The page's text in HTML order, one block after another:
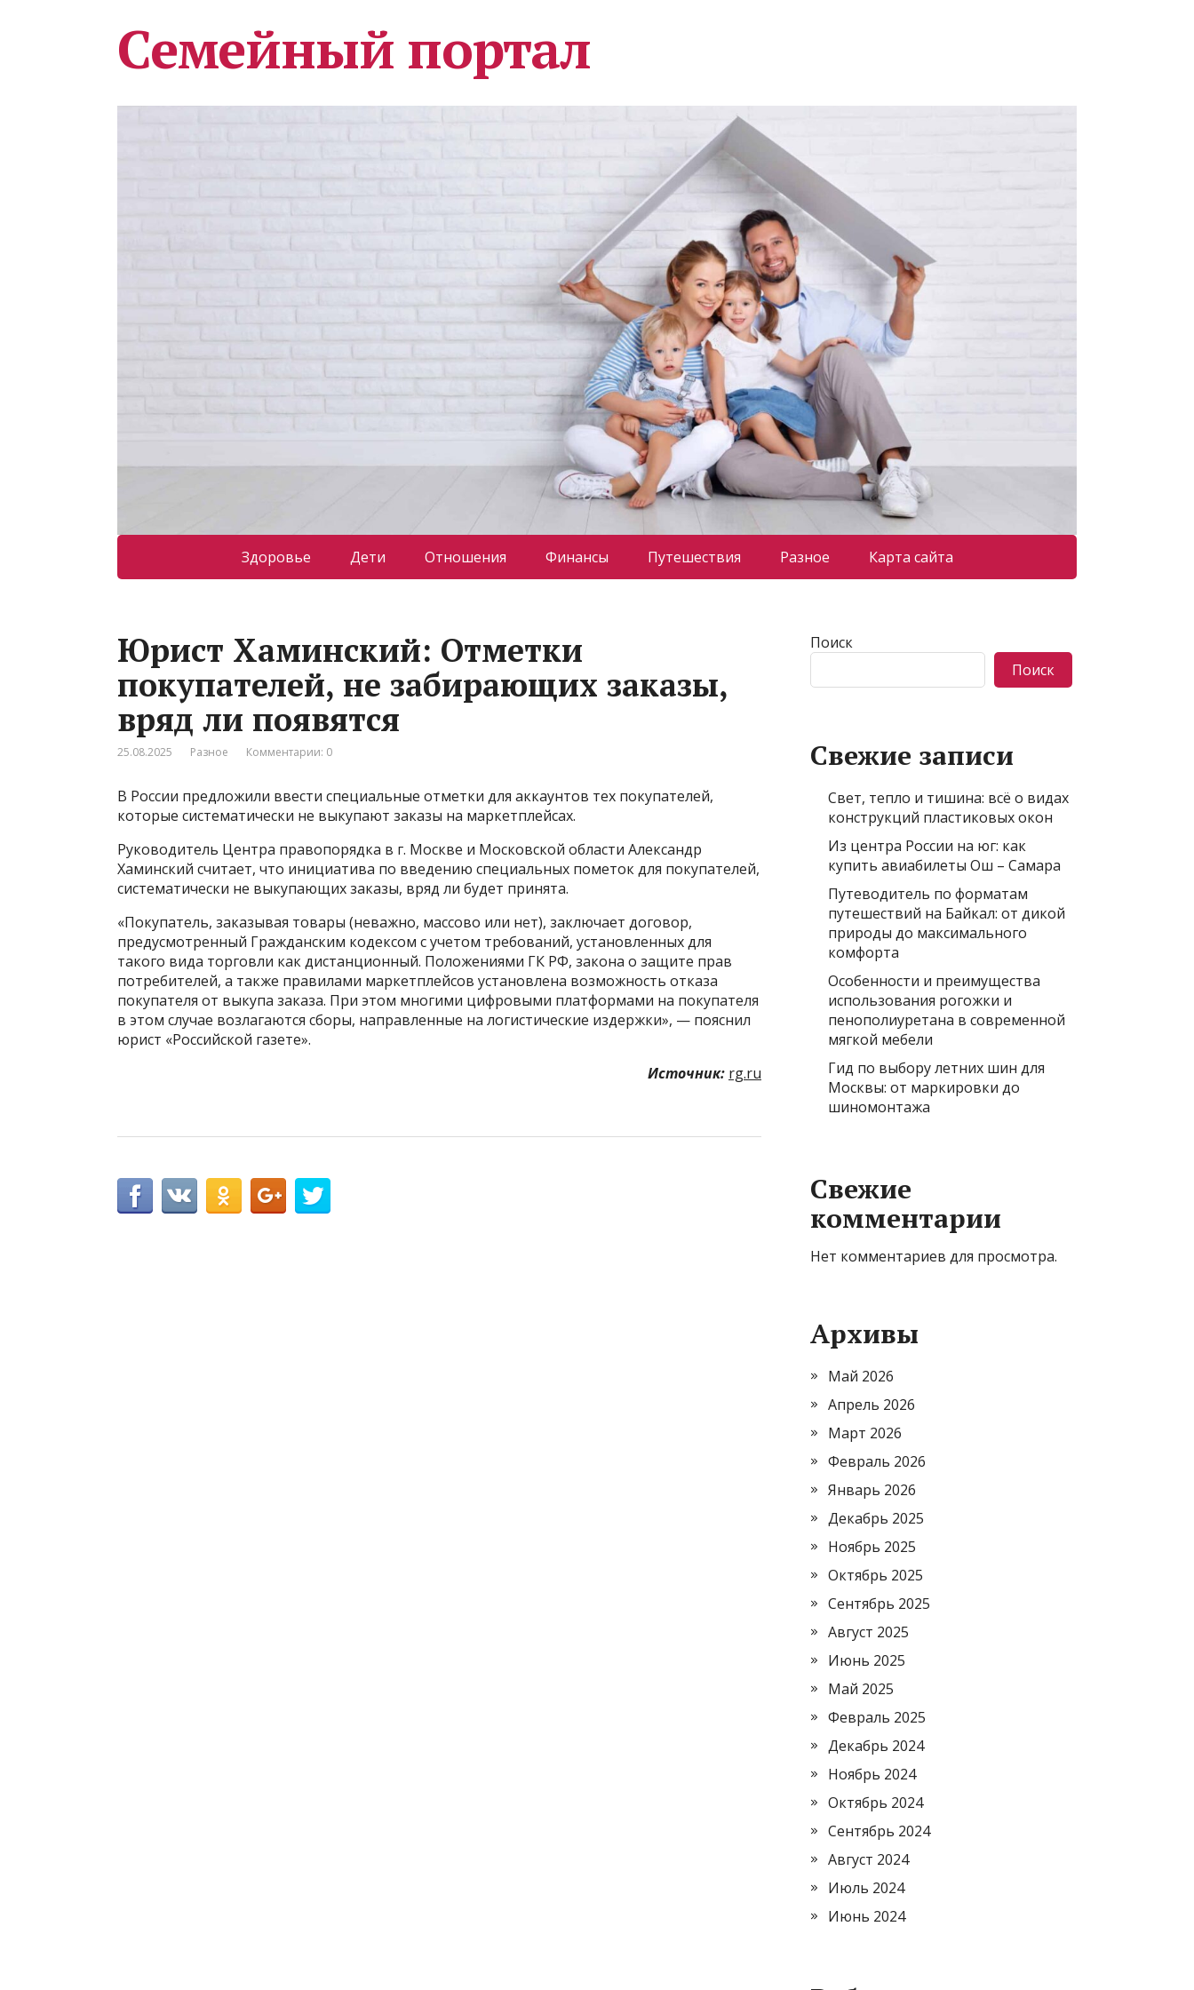
Семейный портал
Здоровье Дети Отношения Финансы Путешествия Разное Карта сайта
Юрист Хаминский: Отметки
покупателей, не забирающих заказы,
вряд ли появятся
25.08.2025 Разное Комментарии: 0
В России предложили ввести специальные отметки для аккаунтов тех покупателей,
которые систематически не выкупают заказы на маркетплейсах.
Руководитель Центра правопорядка в г. Москве и Московской области Александр
Хаминский считает, что инициатива по введению специальных пометок для покупателей,
систематически не выкупающих заказы, вряд ли будет принята.
«Покупатель, заказывая товары (неважно, массово или нет), заключает договор,
предусмотренный Гражданским кодексом с учетом требований, установленных для
такого вида торговли как дистанционный. Положениями ГК РФ, закона о защите прав
потребителей, а также правилами маркетплейсов установлена возможность отказа
покупателя от выкупа заказа. При этом многими цифровыми платформами на покупателя
в этом случае возлагаются сборы, направленные на логистические издержки», — пояснил
юрист «Российской газете».
Источник: rg.ru
Поиск
Поиск
Свежие записи
Свет, тепло и тишина: всё о видах
конструкций пластиковых окон
Из центра России на юг: как
купить авиабилеты Ош – Самара
Путеводитель по форматам
путешествий на Байкал: от дикой
природы до максимального
комфорта
Особенности и преимущества
использования рогожки и
пенополиуретана в современной
мягкой мебели
Гид по выбору летних шин для
Москвы: от маркировки до
шиномонтажа
Свежие
комментарии
Нет комментариев для просмотра.
Архивы
Май 2026
Апрель 2026
Март 2026
Февраль 2026
Январь 2026
Декабрь 2025
Ноябрь 2025
Октябрь 2025
Сентябрь 2025
Август 2025
Июнь 2025
Май 2025
Февраль 2025
Декабрь 2024
Ноябрь 2024
Октябрь 2024
Сентябрь 2024
Август 2024
Июль 2024
Июнь 2024